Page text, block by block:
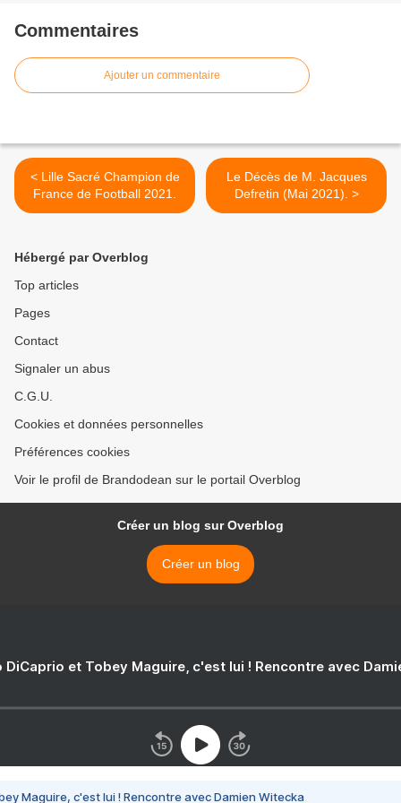
Commentaires
Ajouter un commentaire
< Lille Sacré Champion de
France de Football 2021.
Le Décès de M. Jacques
Defretin (Mai 2021). >
Hébergé par Overblog
Top articles
Pages
Contact
Signaler un abus
C.G.U.
Cookies et données personnelles
Préférences cookies
Voir le profil de Brandodean sur le portail Overblog
Créer un blog sur Overblog
Créer un blog
DiCaprio et Tobey Maguire, c'est lui ! Rencontre avec
Maguire, c'est lui ! Rencontre avec Damien Witecka